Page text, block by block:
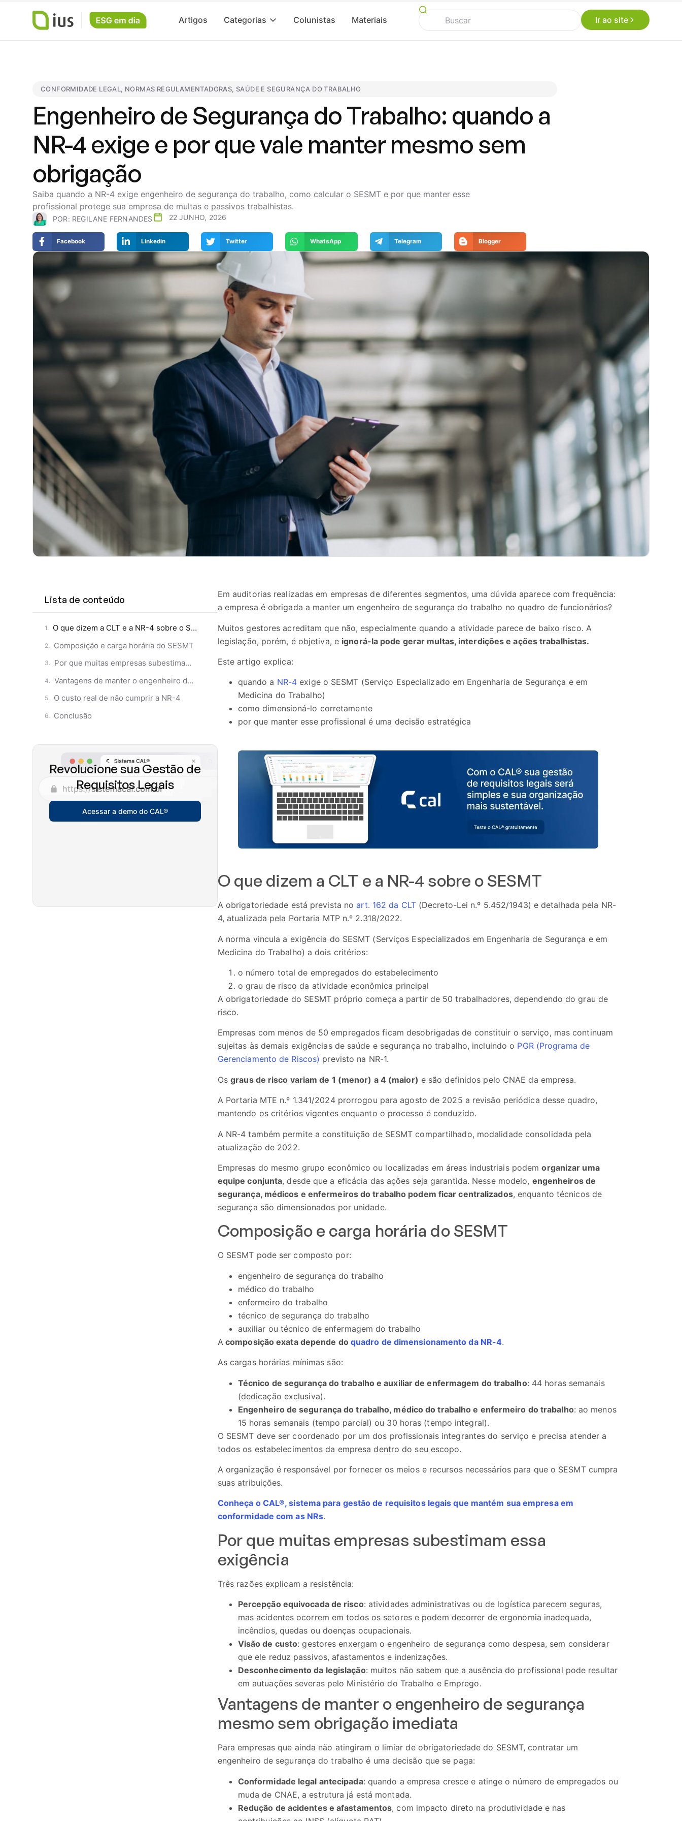
Artigos Categorias Colunistas Materiais Ir ao site
CONFORMIDADE LEGAL, NORMAS REGULAMENTADORAS, SAÚDE E SEGURANÇA DO TRABALHO
Engenheiro de Segurança do Trabalho: quando a
NR-4 exige e por que vale manter mesmo sem
obrigação
Saiba quando a NR-4 exige engenheiro de segurança do trabalho, como calcular o SESMT e por que manter esse
profissional protege sua empresa de multas e passivos trabalhistas.
POR: REGILANE FERNANDES 22 JUNHO, 2026
Facebook Linkedin Twitter WhatsApp Telegram Blogger
Lista de conteúdo
O que dizem a CLT e a NR-4 sobre o SESMT
Composição e carga horária do SESMT
Por que muitas empresas subestimam essa exigência
Vantagens de manter o engenheiro de segurança mesmo sem obrigação imediata
O custo real de não cumprir a NR-4
Conclusão
Revolucione sua Gestão de
Requisitos Legais
Acessar a demo do CAL®
Em auditorias realizadas em empresas de diferentes segmentos, uma dúvida aparece com frequência:
a empresa é obrigada a manter um engenheiro de segurança do trabalho no quadro de funcionários?
Muitos gestores acreditam que não, especialmente quando a atividade parece de baixo risco. A
legislação, porém, é objetiva, e ignorá-la pode gerar multas, interdições e ações trabalhistas.
Este artigo explica:
quando a NR-4 exige o SESMT (Serviço Especializado em Engenharia de Segurança e em
Medicina do Trabalho)
como dimensioná-lo corretamente
por que manter esse profissional é uma decisão estratégica
O que dizem a CLT e a NR-4 sobre o SESMT
A obrigatoriedade está prevista noart. 162 da CLT(Decreto-Lei n.º 5.452/1943) e detalhada pela NR-
4, atualizada pela Portaria MTP n.º 2.318/2022.
A norma vincula a exigência do SESMT (Serviços Especializados em Engenharia de Segurança e em
Medicina do Trabalho) a dois critérios:
o número total de empregados do estabelecimento
o grau de risco da atividade econômica principal
A obrigatoriedade do SESMT próprio começa a partir de 50 trabalhadores, dependendo do grau de
risco.
Empresas com menos de 50 empregados ficam desobrigadas de constituir o serviço, mas continuam
sujeitas às demais exigências de saúde e segurança no trabalho, incluindo o PGR (Programa de
Gerenciamento de Riscos) previsto na NR-1.
Osgraus de risco variam de 1 (menor) a 4 (maior) e são definidos pelo CNAE da empresa.
A Portaria MTE n.º 1.341/2024 prorrogou para agosto de 2025 a revisão periódica desse quadro,
mantendo os critérios vigentes enquanto o processo é conduzido.
A NR-4 também permite a constituição de SESMT compartilhado, modalidade consolidada pela
atualização de 2022.
Empresas do mesmo grupo econômico ou localizadas em áreas industriais podemorganizar uma
equipe conjunta, desde que a eficácia das ações seja garantida. Nesse modelo, engenheiros de
segurança, médicos e enfermeiros do trabalho podem ficar centralizados, enquanto técnicos de
segurança são dimensionados por unidade.
Composição e carga horária do SESMT
O SESMT pode ser composto por:
engenheiro de segurança do trabalho
médico do trabalho
enfermeiro do trabalho
técnico de segurança do trabalho
auxiliar ou técnico de enfermagem do trabalho
A composição exata depende do quadro de dimensionamento da NR-4.
As cargas horárias mínimas são:
Técnico de segurança do trabalho e auxiliar de enfermagem do trabalho: 44 horas semanais
(dedicação exclusiva).
Engenheiro de segurança do trabalho, médico do trabalho e enfermeiro do trabalho: ao menos
15 horas semanais (tempo parcial) ou 30 horas (tempo integral).
O SESMT deve ser coordenado por um dos profissionais integrantes do serviço e precisa atender a
todos os estabelecimentos da empresa dentro do seu escopo.
A organização é responsável por fornecer os meios e recursos necessários para que o SESMT cumpra
suas atribuições.
Conheça o CAL®, sistema para gestão de requisitos legais que mantém sua empresa em
conformidade com as NRs.
Por que muitas empresas subestimam essa
exigência
Três razões explicam a resistência:
Percepção equivocada de risco: atividades administrativas ou de logística parecem seguras,
mas acidentes ocorrem em todos os setores e podem decorrer de ergonomia inadequada,
incêndios, quedas ou doenças ocupacionais.
Visão de custo: gestores enxergam o engenheiro de segurança como despesa, sem considerar
que ele reduz passivos, afastamentos e indenizações.
Desconhecimento da legislação: muitos não sabem que a ausência do profissional pode resultar
em autuações severas pelo Ministério do Trabalho e Emprego.
Vantagens de manter o engenheiro de segurança
mesmo sem obrigação imediata
Para empresas que ainda não atingiram o limiar de obrigatoriedade do SESMT, contratar um
engenheiro de segurança do trabalho é uma decisão que se paga:
Conformidade legal antecipada: quando a empresa cresce e atinge o número de empregados ou
muda de CNAE, a estrutura já está montada.
Redução de acidentes e afastamentos, com impacto direto na produtividade e nas